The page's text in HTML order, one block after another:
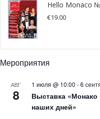
престижнымкубком
член команды-
восхищение своим
княжестве.
Hello Monaco
€19.00
Мероприятия
АВГ
8
1 июля @ 10:00 -6
Выставка «Монако
наших дней»